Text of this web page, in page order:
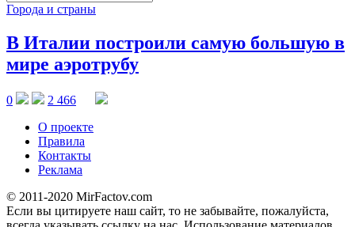
Города и страны
В Италии построили самую большую в
мире аэротрубу
0
2 466
О проекте
Правила
Контакты
Реклама
© 2011-2020 MirFactov.com
Если вы цитируете наш сайт, то не забывайте, пожалуйста,